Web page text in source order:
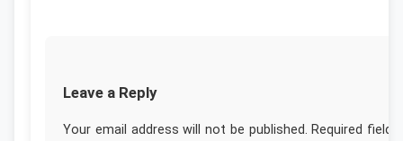
Leave a Reply
Your email address will not be published. Required fields